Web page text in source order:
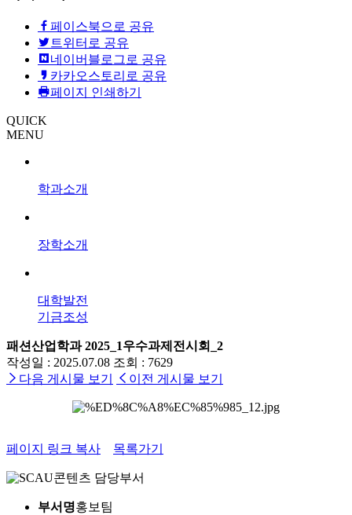
페이스북으로 공유
트위터로 공유
네이버블로그로 공유
카카오스토리로 공유
페이지 인쇄하기
QUICK
MENU
학과소개
장학소개
대학발전
기금조성
패션산업학과 2025_1우수과제전시회_2
작성일 : 2025.07.08 조회 : 7629
다음 게시물 보기
이전 게시물 보기
페이지 링크 복사 목록가기
콘텐츠 담당부서
부서명홍보팀